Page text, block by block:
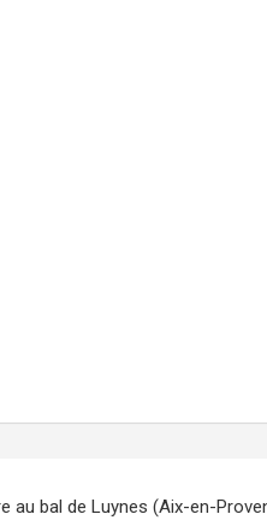
au bal de Luynes (Aix-en-